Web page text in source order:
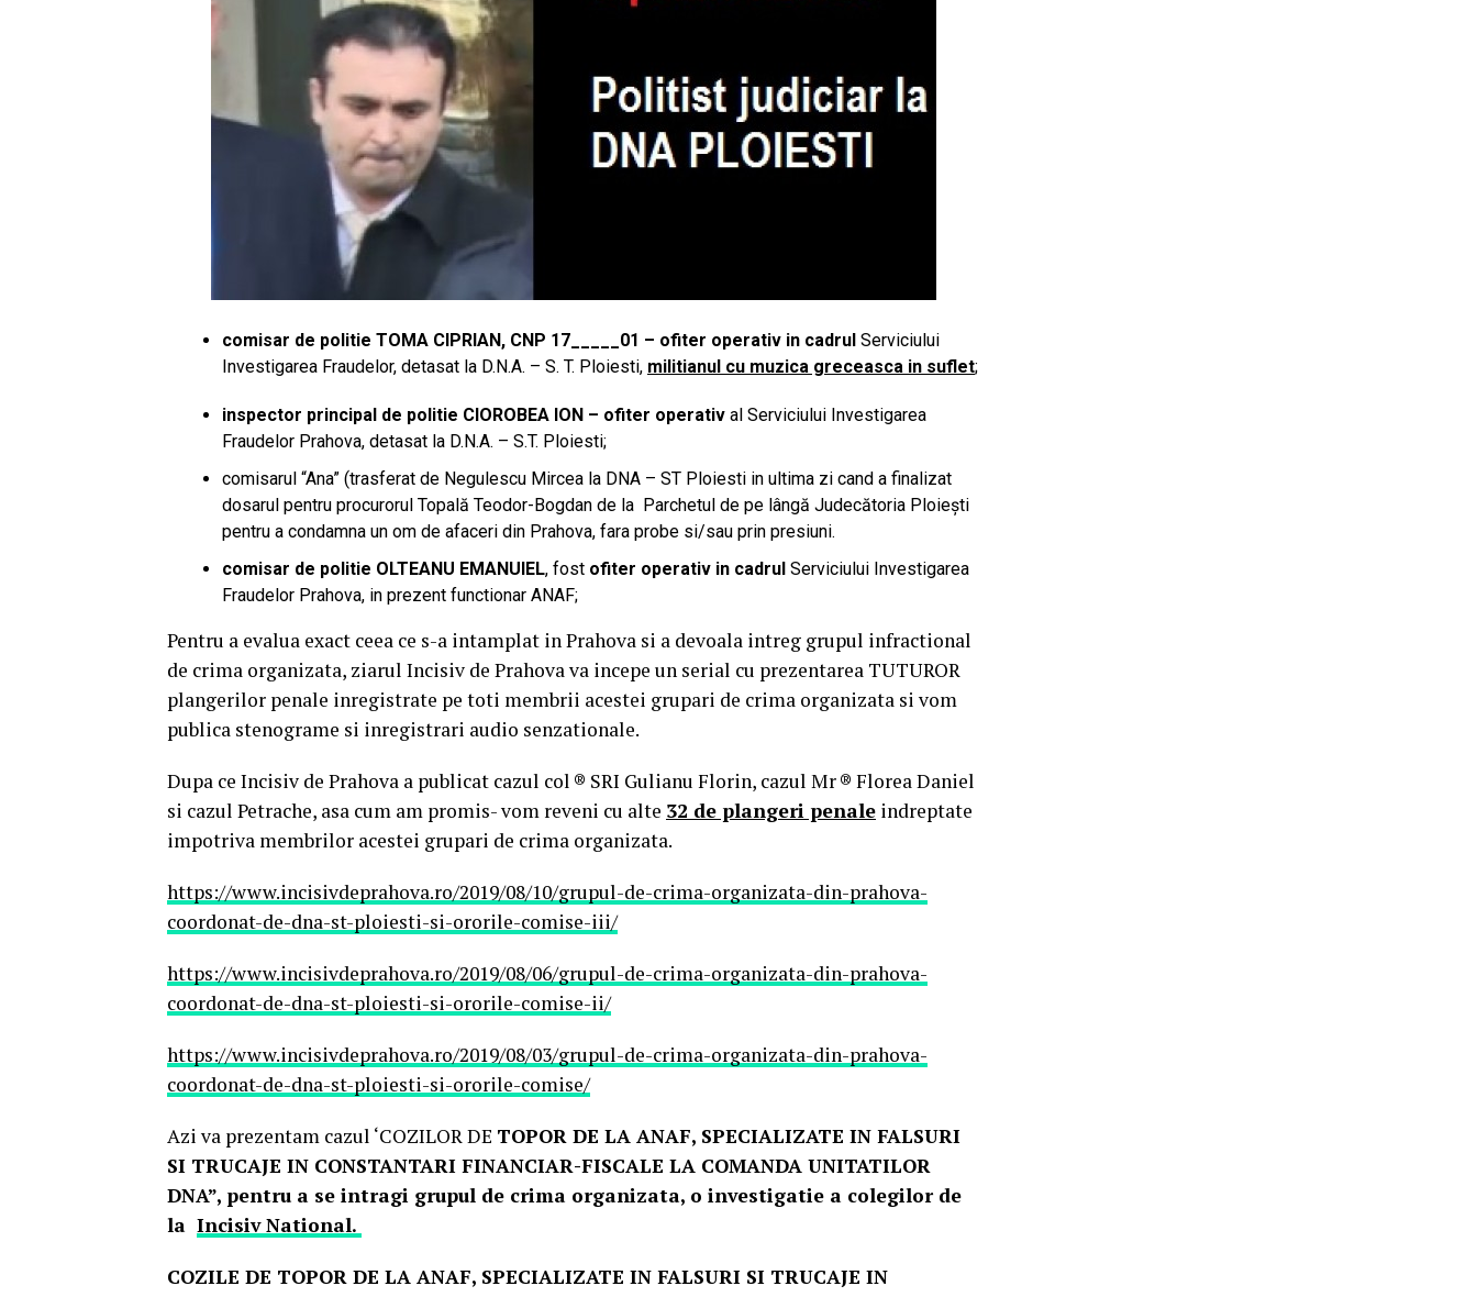
comisar de politie TOMA CIPRIAN, CNP 17_____01 – ofiter operativ in cadrul Serviciului
Investigarea Fraudelor, detasat la D.N.A. – S. T. Ploiesti, militianul cu muzica greceasca in suflet;
inspector principal de politie CIOROBEA ION – ofiter operativ al Serviciului Investigarea
Fraudelor Prahova, detasat la D.N.A. – S.T. Ploiesti;
comisarul “Ana” (trasferat de Negulescu Mircea la DNA – ST Ploiesti in ultima zi cand a finalizat
dosarul pentru procurorul Topală Teodor-Bogdan de la Parchetul de pe lângă Judecătoria Ploiești
pentru a condamna un om de afaceri din Prahova, fara probe si/sau prin presiuni.
comisar de politie OLTEANU EMANUIEL, fost ofiter operativ in cadrul Serviciului Investigarea
Fraudelor Prahova, in prezent functionar ANAF;
Pentru a evalua exact ceea ce s-a intamplat in Prahova si a devoala intreg grupul infractional
de crima organizata, ziarul Incisiv de Prahova va incepe un serial cu prezentarea TUTUROR
plangerilor penale inregistrate pe toti membrii acestei grupari de crima organizata si vom
publica stenograme si inregistrari audio senzationale.
Dupa ce Incisiv de Prahova a publicat cazul col ® SRI Gulianu Florin, cazul Mr ® Florea Daniel
si cazul Petrache, asa cum am promis- vom reveni cu alte 32 de plangeri penale indreptate
impotriva membrilor acestei grupari de crima organizata.
https://www.incisivdeprahova.ro/2019/08/10/grupul-de-crima-organizata-din-prahova-
coordonat-de-dna-st-ploiesti-si-ororile-comise-iii/
https://www.incisivdeprahova.ro/2019/08/06/grupul-de-crima-organizata-din-prahova-
coordonat-de-dna-st-ploiesti-si-ororile-comise-ii/
https://www.incisivdeprahova.ro/2019/08/03/grupul-de-crima-organizata-din-prahova-
coordonat-de-dna-st-ploiesti-si-ororile-comise/
Azi va prezentam cazul ‘COZILOR DE TOPOR DE LA ANAF, SPECIALIZATE IN FALSURI
SI TRUCAJE IN CONSTANTARI FINANCIAR-FISCALE LA COMANDA UNITATILOR
DNA”, pentru a se intragi grupul de crima organizata, o investigatie a colegilor de
la Incisiv National.
COZILE DE TOPOR DE LA ANAF, SPECIALIZATE IN FALSURI SI TRUCAJE IN